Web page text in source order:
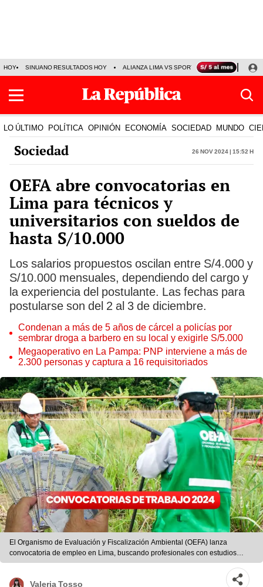
HOY SINUANO RESULTADOS HOY ALIANZA LIMA VS SPORT BOYS JORGE
LO ÚLTIMO POLÍTICA OPINIÓN ECONOMÍA SOCIEDAD MUNDO
Sociedad 26 Nov 2024 | 15:52 h
OEFA abre convocatorias en
Lima para técnicos y
universitarios con sueldos de
hasta S/10.000
Los salarios propuestos oscilan entre S/4.000 y
S/10.000 mensuales, dependiendo del cargo y
la experiencia del postulante. Las fechas para
postularse son del 2 al 3 de diciembre.
Condenan a más de 5 años de cárcel a policías por
sembrar droga a barbero en su local y exigirle S/5.000
Megaoperativo en La Pampa: PNP interviene a más de
2.300 personas y captura a 16 requisitoriados
El Organismo de Evaluación y Fiscalización Ambiental (OEFA) lanza
convocatoria de empleo en Lima, buscando profesionales con estudios
técnicos y universitarios para diversas posiciones bajo modalidad CAS.
Valeria Tosso